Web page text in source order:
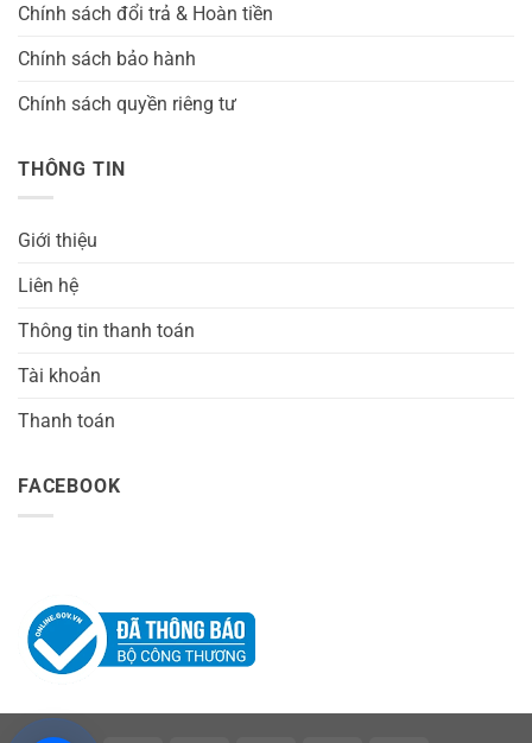
Chính sách đổi trả & Hoàn tiền
Chính sách bảo hành
Chính sách quyền riêng tư
THÔNG TIN
Giới thiệu
Liên hệ
Thông tin thanh toán
Tài khoản
Thanh toán
FACEBOOK